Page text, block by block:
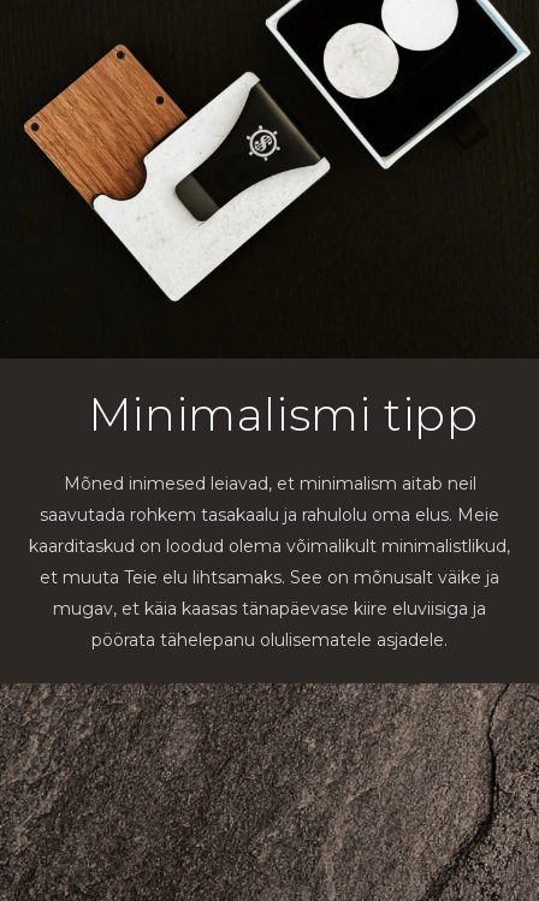
Minimalismi tipp
Mõned inimesed leiavad, et minimalism aitab neil
saavutada rohkem tasakaalu ja rahulolu oma elus. Meie
kaarditaskud on loodud olema võimalikult minimalistlikud,
et muuta Teie elu lihtsamaks. See on mõnusalt väike ja
mugav, et käia kaasas tänapäevase kiire eluviisiga ja
pöörata tähelepanu olulisematele asjadele.